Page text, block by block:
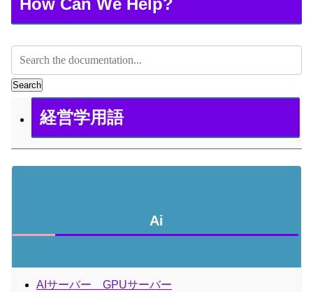
How Can We Help?
Search
経営学用語
Ai
AIサーバー GPUサーバー